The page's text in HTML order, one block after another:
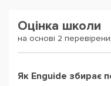
Оцінка школи
на основі 2
Як Enguide збирає